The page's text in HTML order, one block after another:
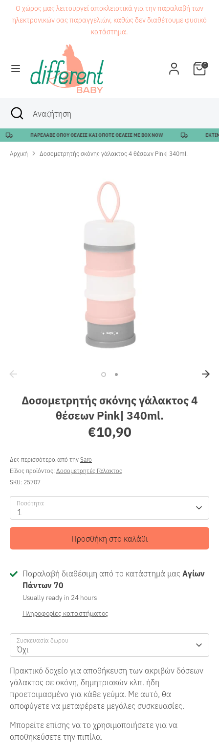
Μετάβαση
Ο χώρος μας λειτουργεί αποκλειστικά για την παραλαβή των
ηλεκτρονικών σας παραγγελιών, καθώς δεν διαθέτουμε φυσικό
κατάστημα.
0
Αναζήτηση
ΑναζήτησηΑναζήτηση
Κλείσιμο
αναζήτησης
ΠΑΡΕΛΑΒΕ ΟΠΟΥ ΘΕΛΕΙΣ ΚΑΙ ΟΠΟΤΕ ΘΕΛΕΙΣ ΜΕ BOX NOW
Αρχική Δοσομετρητής σκόνης γάλακτος 4 θέσεων Pink| 340ml.
Δοσομετρητής σκόνης γάλακτος 4
θέσεων Pink| 340ml.
€10,90
Δες περισσότερα από τηνSaro
Είδος προϊόντος:Δοσομετρητές Γάλακτος
SKU: 25707
Ποσότητα
1
Προσθήκη στο καλάθι
Παραλαβή διαθέσιμη από το κατάστημά μας Αγίων
Πάντων 70
Usually ready in 24 hours
Πληροφορίες καταστήματος
Συσκευασία δώρου
Όχι
Πρακτικό δοχείο για αποθήκευση των ακριβών δόσεων
γάλακτος σε σκόνη, δημητριακών κλπ. ήδη
προετοιμασμένο για κάθε γεύμα. Με αυτό, θα
αποφύγετε να μεταφέρετε μεγάλες συσκευασίες.
Μπορείτε επίσης να το χρησιμοποιήσετε για να
αποθηκεύσετε την πιπίλα.